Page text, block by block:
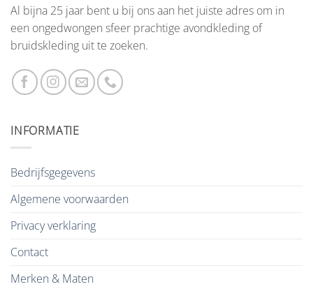
Al bijna 25 jaar bent u bij ons aan het juiste adres om in
een ongedwongen sfeer prachtige avondkleding of
bruidskleding uit te zoeken.
INFORMATIE
Bedrijfsgegevens
Algemene voorwaarden
Privacy verklaring
Contact
Merken & Maten